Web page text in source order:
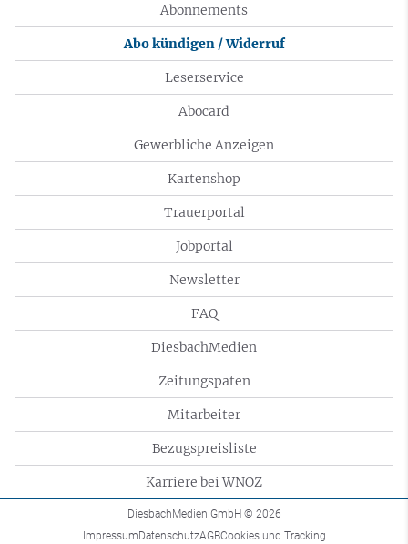
Abonnements
Abo kündigen / Widerruf
Leserservice
Abocard
Gewerbliche Anzeigen
Kartenshop
Trauerportal
Jobportal
Newsletter
FAQ
DiesbachMedien
Zeitungspaten
Mitarbeiter
Bezugspreisliste
Karriere bei WNOZ
DiesbachMedien GmbH © 2026
ImpressumDatenschutzAGBCookies und Tracking